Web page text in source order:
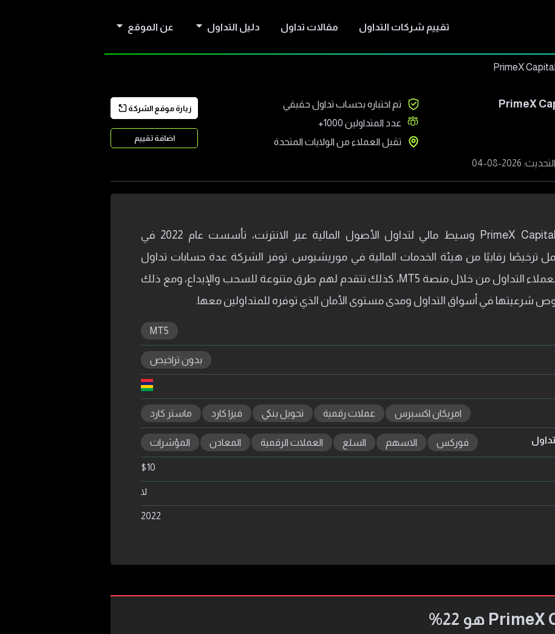
تقييم شركات التداول مقالات تداول دليل التداول عن الموقع
PrimeX Capital
PrimeX
تم اختباره بحساب تداول حقيقي
عدد المتداولين 1000+
تقبل العملاء من الولايات المتحدة
زيارة موقع الشركة
اضافة تقييم
2026-08-04
شركة PrimeX Capital وسيط مالي لتداول الأصول المالية عبر الانترنت، تأسست عام 2022 في
ترخيصًا رقابيًا من هيئة الخدمات المالية في موريشيوس. توفر الشركة عدة حسابات تداول
تجريبية وحقيقية، كما تتيح للعملاء التداول من خلال منصة MT5، كذلك تتقدم لهم طرق متنوعة للسحب والإيداع، ومع ذلك
شرعيتها في أسواق التداول ومدى مستوى الأمان الذي توفره للمتداولين معها.
MT5
بدون تراخيص
امريكان اكسبرس عملات رقمية تحويل بنكي فيزا كارد ماستر كارد
فوركس الاسهم السلع العملات الرقمية المعادن المؤشرات
$10
لا
2022